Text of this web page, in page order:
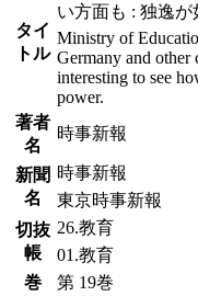
タイ
トル
い方面も : 独逸
Ministry of
Germany and other
interesting to see
power.
著者
名
時事新報
新聞
名
時事新報
東京時事新報
切抜
帳
26.教育
01.教育
巻
第 19巻